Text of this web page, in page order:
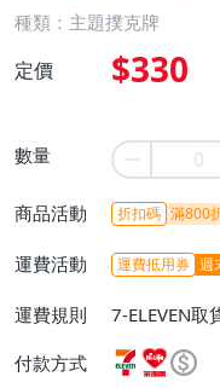
種類：主題撲克牌
定價 $330
數量
商品活動 折扣碼 滿800
運費活動 運費抵用券 週
運費規則
7-ELEVEN
或消費滿
不付款【免
付款方式